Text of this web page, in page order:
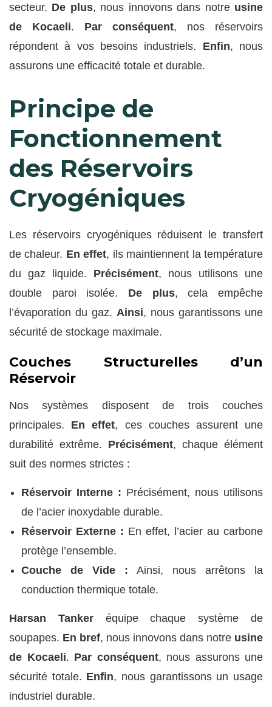
secteur. De plus, nous innovons dans notre usine
de Kocaeli. Par conséquent, nos réservoirs
répondent à vos besoins industriels. Enfin, nous
assurons une efficacité totale et durable.
Principe de
Fonctionnement
des Réservoirs
Cryogéniques
Les réservoirs cryogéniques réduisent le transfert
de chaleur. En effet, ils maintiennent la température
du gaz liquide. Précisément, nous utilisons une
double paroi isolée. De plus, cela empêche
l’évaporation du gaz. Ainsi, nous garantissons une
sécurité de stockage maximale.
Couches Structurelles d’un
Réservoir
Nos systèmes disposent de trois couches
principales. En effet, ces couches assurent une
durabilité extrême. Précisément, chaque élément
suit des normes strictes :
Réservoir Interne : Précisément, nous utilisons
de l’acier inoxydable durable.
Réservoir Externe : En effet, l’acier au carbone
protège l’ensemble.
Couche de Vide : Ainsi, nous arrêtons la
conduction thermique totale.
Harsan Tankeréquipe chaque système de
soupapes. En bref, nous innovons dans notre usine
de Kocaeli. Par conséquent, nous assurons une
sécurité totale. Enfin, nous garantissons un usage
industriel durable.